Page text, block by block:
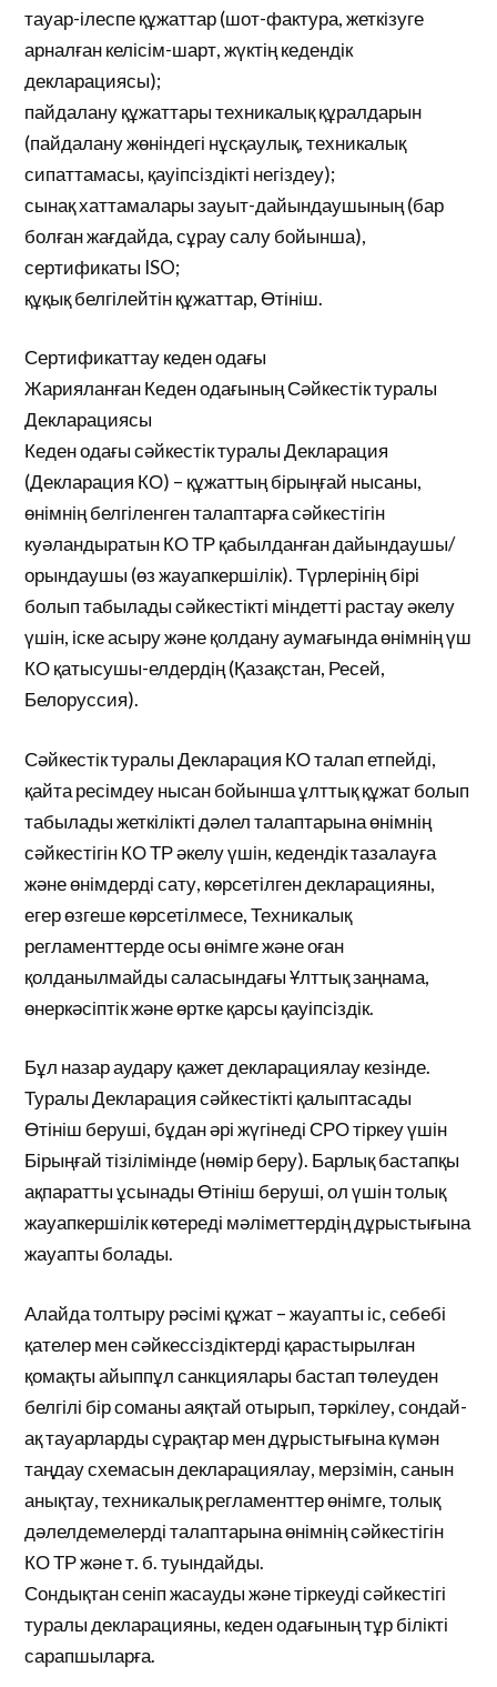
тауар-ілеспе құжаттар (шот-фактура, жеткізуге
арналған келісім-шарт, жүктің кедендік
декларациясы);
пайдалану құжаттары техникалық құралдарын
(пайдалану жөніндегі нұсқаулық, техникалық
сипаттамасы, қауіпсіздікті негіздеу);
сынақ хаттамалары зауыт-дайындаушының (бар
болған жағдайда, сұрау салу бойынша),
сертификаты ISO;
құқық белгілейтін құжаттар, Өтініш.
Сертификаттау кеден одағы
Жарияланған Кеден одағының Сәйкестік туралы
Декларациясы
Кеден одағы сәйкестік туралы Декларация
(Декларация КО) – құжаттың бірыңғай нысаны,
өнімнің белгіленген талаптарға сәйкестігін
куәландыратын КО ТР қабылданған дайындаушы/
орындаушы (өз жауапкершілік). Түрлерінің бірі
болып табылады сәйкестікті міндетті растау әкелу
үшін, іске асыру және қолдану аумағында өнімнің үш
КО қатысушы-елдердің (Қазақстан, Ресей,
Белоруссия).
Сәйкестік туралы Декларация КО талап етпейді,
қайта ресімдеу нысан бойынша ұлттық құжат болып
табылады жеткілікті дәлел талаптарына өнімнің
сәйкестігін КО ТР әкелу үшін, кедендік тазалауға
және өнімдерді сату, көрсетілген декларацияны,
егер өзгеше көрсетілмесе, Техникалық
регламенттерде осы өнімге және оған
қолданылмайды саласындағы Ұлттық заңнама,
өнеркәсіптік және өртке қарсы қауіпсіздік.
Бұл назар аудару қажет декларациялау кезінде.
Туралы Декларация сәйкестікті қалыптасады
Өтініш беруші, бұдан әрі жүгінеді СРО тіркеу үшін
Бірыңғай тізілімінде (нөмір беру). Барлық бастапқы
ақпаратты ұсынады Өтініш беруші, ол үшін толық
жауапкершілік көтереді мәліметтердің дұрыстығына
жауапты болады.
Алайда толтыру рәсімі құжат – жауапты іс, себебі
қателер мен сәйкессіздіктерді қарастырылған
қомақты айыппұл санкциялары бастап төлеуден
белгілі бір соманы аяқтай отырып, тәркілеу, сондай-
ақ тауарларды сұрақтар мен дұрыстығына күмән
таңдау схемасын декларациялау, мерзімін, санын
анықтау, техникалық регламенттер өнімге, толық
дәлелдемелерді талаптарына өнімнің сәйкестігін
КО ТР және т. б. туындайды.
Сондықтан сеніп жасауды және тіркеуді сәйкестігі
туралы декларацияны, кеден одағының тұр білікті
сарапшыларға.